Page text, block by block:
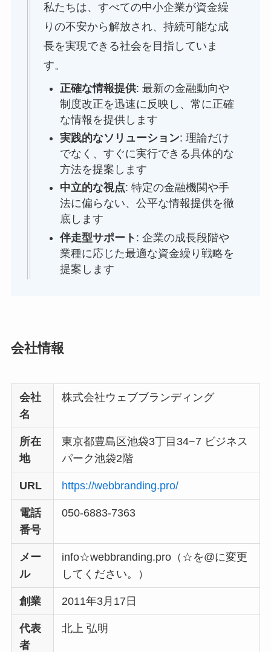
私たちは、すべての中小企業が資金繰
りの不安から解放され、持続可能な成
長を実現できる社会を目指していま
す。
正確な情報提供: 最新の金融動向や
制度改正を迅速に反映し、常に正確
な情報を提供します
実践的なソリューション: 理論だけ
でなく、すぐに実行できる具体的な
方法を提案します
中立的な視点: 特定の金融機関や手
法に偏らない、公平な情報提供を徹
底します
伴走型サポート : 企業の成長段階や
業種に応じた最適な資金繰り戦略を
提案します
会社情報
会社
名
株式会社ウェブブランディング
所在
地
東京都豊島区池袋3丁目34−7 ビジネス
パーク池袋2階
URL https://webbranding.pro/
電話
番号
050-6883-7363
メー
ル
info☆webbranding.pro（☆を@に変更
してください。）
創業 2011年3月17日
代表
者
北上 弘明